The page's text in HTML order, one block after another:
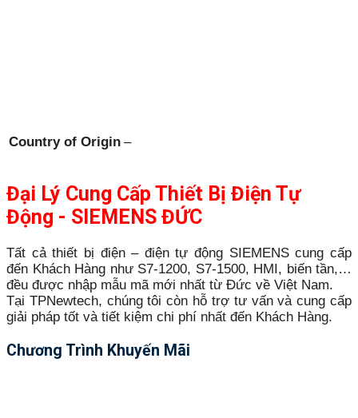
Country of Origin –
Đại Lý Cung Cấp Thiết Bị Điện Tự
Động - SIEMENS ĐỨC
Tất cả thiết bị điện – điện tự động SIEMENS cung cấp
đến Khách Hàng như S7-1200, S7-1500, HMI, biến tần,…
đều được nhập mẫu mã mới nhất từ Đức về Việt Nam.
Tại TPNewtech, chúng tôi còn hỗ trợ tư vấn và cung cấp
giải pháp tốt và tiết kiệm chi phí nhất đến Khách Hàng.
Chương Trình Khuyến Mãi